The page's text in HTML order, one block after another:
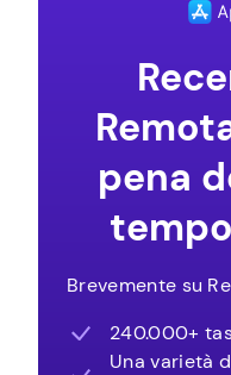
pena
Brevemente su
240.000+
Una varietà